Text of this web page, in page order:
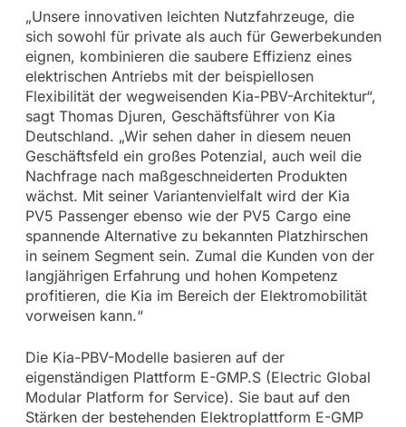
„Unsere innovativen leichten Nutzfahrzeuge, die
sich sowohl für private als auch für Gewerbekunden
eignen, kombinieren die saubere Effizienz eines
elektrischen Antriebs mit der beispiellosen
Flexibilität der wegweisenden Kia-PBV-Architektur“,
sagt Thomas Djuren, Geschäftsführer von Kia
Deutschland. „Wir sehen daher in diesem neuen
Geschäftsfeld ein großes Potenzial, auch weil die
Nachfrage nach maßgeschneiderten Produkten
wächst. Mit seiner Variantenvielfalt wird der Kia
PV5 Passenger ebenso wie der PV5 Cargo eine
spannende Alternative zu bekannten Platzhirschen
in seinem Segment sein. Zumal die Kunden von der
langjährigen Erfahrung und hohen Kompetenz
profitieren, die Kia im Bereich der Elektromobilität
vorweisen kann.“
Die Kia-PBV-Modelle basieren auf der
eigenständigen Plattform E-GMP.S (Electric Global
Modular Platform for Service). Sie baut auf den
Stärken der bestehenden Elektroplattform E-GMP